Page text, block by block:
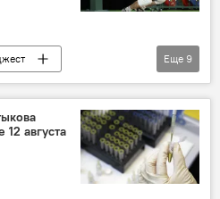
В мире
атлетики (IWF)
Еще 9
августа